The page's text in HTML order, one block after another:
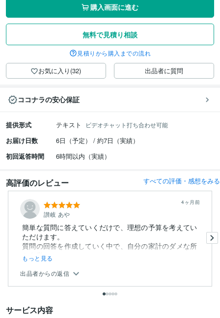
購入画面に進む
無料で見積り相談
見積りから購入までの流れ
お気に入り(32) 出品者に質問
ココナラの安心保証
提供形式 テキスト ビデオチャット打ち合わせ可能
お届け日数
6日（予定） / 約7日（実績）
初回返答時間
6時間以内（実績）
高評価のレビュー すべての評価・感想をみる
讃岐 あや
4ヶ月前
簡単な質問に答えていくだけで、理想の予算を考えてい
ただけます。
質問の回答を作成していく中で、自分の家計のダメな所
を自覚...
もっと見る
出品者からの返信
サービス内容